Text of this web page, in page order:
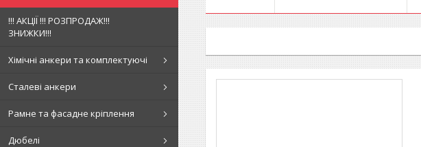
!!! АКЦІЇ !!! РОЗПРОДАЖ!!!
ЗНИЖКИ!!!
Хімічні анкери та комплектуючі
Сталеві анкери
Рамне та фасадне кріплення
Дюбелі